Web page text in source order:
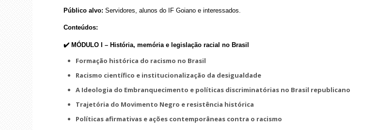
Público alvo:Servidores, alunos do IF Goiano e interessados.
Conteúdos:
✔️ MÓDULO I – História, memória e legislação racial no Brasil
Formação histórica do racismo no Brasil
Racismo científico e institucionalização da desigualdade
A Ideologia do Embranquecimento e políticas discriminatórias no Brasil republicano
Trajetória do Movimento Negro e resistência histórica
Políticas afirmativas e ações contemporâneas contra o racismo